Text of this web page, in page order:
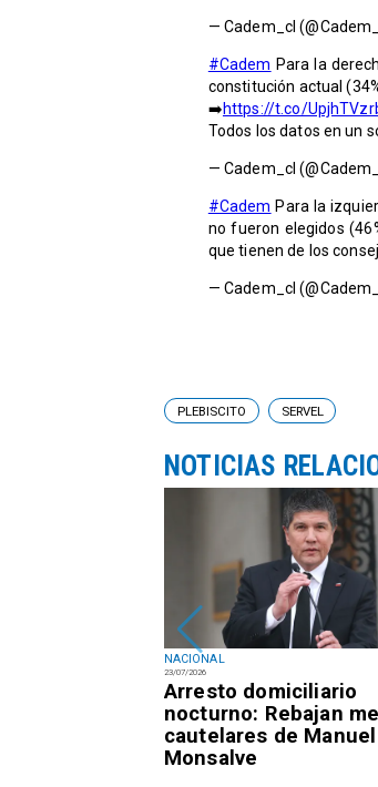
— Cadem_cl
#Cadem Para la
constitución actual
➡️https://t.co/
Todos los datos en un
— Cadem_cl
#Cadem Para la
no fueron elegidos
que tienen de los
— Cadem_cl
NACIONAL
23/07/2026
Arresto domiciliario
nocturno: Rebajan
cautelares de Manuel
Monsalve
PLEBISCITO SERVEL
NOTICIAS